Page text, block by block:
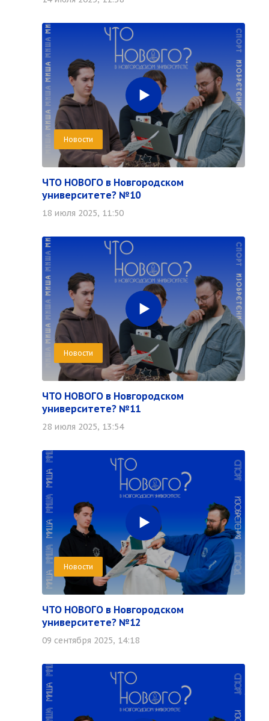
Новости
ЧТО НОВОГО в Новгородском
университете? №10
18 июля 2025, 11:50
Новости
ЧТО НОВОГО в Новгородском
университете? №11
28 июля 2025, 13:54
Новости
ЧТО НОВОГО в Новгородском
университете? №12
09 сентября 2025, 14:18